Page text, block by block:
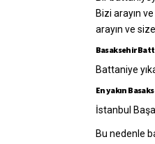
Bizi arayın
arayın ve
Basaksehir
Battaniye
En yakın
İstanbul
Bu nedenle